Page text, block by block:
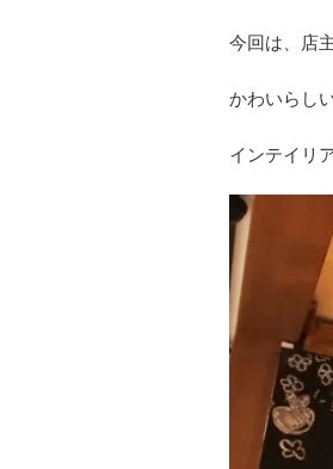
今回は、店
かわいらし
インテイリ